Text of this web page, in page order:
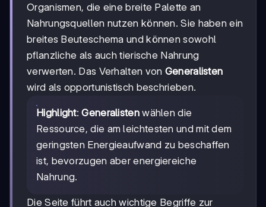
Organismen, die eine breite Palette an
Nahrungsquellen nutzen können. Sie haben ein
breites Beuteschema und können sowohl
pflanzliche als auch tierische Nahrung
verwerten. Das Verhalten von Generalisten
wird als opportunistisch beschrieben.
Highlight:Generalistenwählen die
Ressource, die am leichtesten und mit dem
geringsten Energieaufwand zu beschaffen
ist, bevorzugen aber energiereiche
Nahrung.
Die Seite führt auch wichtige Begriffe zur